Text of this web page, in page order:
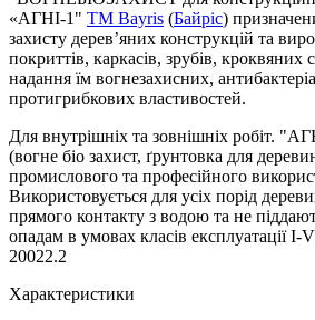
«АГНІ-1" TM Bayris (Байріс)
захисту дерев’яних конструкцій та
покриттів, каркасів, зрубів, кроквяних
надання їм вогнезахисних,
протигрибкових властивостей.
Для внутрішніх та зовнішніх робіт.
(вогне біо захист, ґрунтовка для
промислового та професійного
Використовується для усіх порід
прямого контакту з водою та не
опадам в умовах класів експлуатації
20022.2
Характеристики